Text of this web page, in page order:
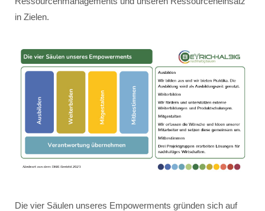
in Zielen.
Die vier Säulen unseres Empowerments gründen sich auf